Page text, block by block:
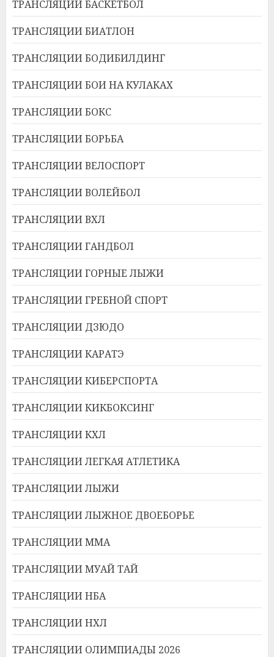
ТРАНСЛЯЦИИ БАСКЕТБОЛ
ТРАНСЛЯЦИИ БИАТЛОН
ТРАНСЛЯЦИИ БОДИБИЛДИНГ
ТРАНСЛЯЦИИ БОИ НА КУЛАКАХ
ТРАНСЛЯЦИИ БОКС
ТРАНСЛЯЦИИ БОРЬБА
ТРАНСЛЯЦИИ ВЕЛОСПОРТ
ТРАНСЛЯЦИИ ВОЛЕЙБОЛ
ТРАНСЛЯЦИИ ВХЛ
ТРАНСЛЯЦИИ ГАНДБОЛ
ТРАНСЛЯЦИИ ГОРНЫЕ ЛЫЖИ
ТРАНСЛЯЦИИ ГРЕБНОЙ СПОРТ
ТРАНСЛЯЦИИ ДЗЮДО
ТРАНСЛЯЦИИ КАРАТЭ
ТРАНСЛЯЦИИ КИБЕРСПОРТА
ТРАНСЛЯЦИИ КИКБОКСИНГ
ТРАНСЛЯЦИИ КХЛ
ТРАНСЛЯЦИИ ЛЕГКАЯ АТЛЕТИКА
ТРАНСЛЯЦИИ ЛЫЖИ
ТРАНСЛЯЦИИ ЛЫЖНОЕ ДВОЕБОРЬЕ
ТРАНСЛЯЦИИ ММА
ТРАНСЛЯЦИИ МУАЙ ТАЙ
ТРАНСЛЯЦИИ НБА
ТРАНСЛЯЦИИ НХЛ
ТРАНСЛЯЦИИ ОЛИМПИАДЫ 2026